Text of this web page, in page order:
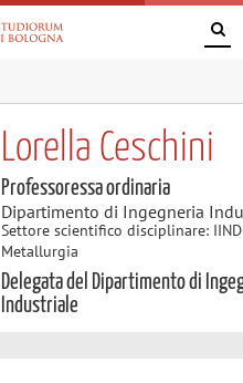
Lorella Ceschini
Professoressa ordinaria
Dipartimento di Ingegneria
Settore scientifico disciplinare:
Metallurgia
Delegata del Dipartimento di
Industriale